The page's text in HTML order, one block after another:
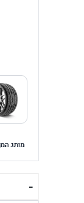
מותג המggוצר:
-